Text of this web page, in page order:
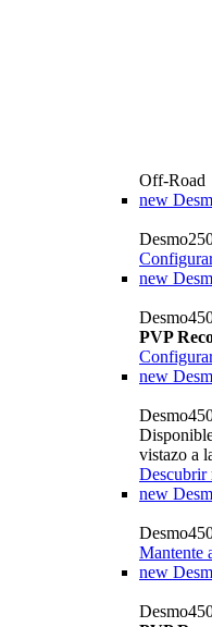
Off-Road
new
new
PVP
new
vistazo a
Descubrir
new
Mantente
new